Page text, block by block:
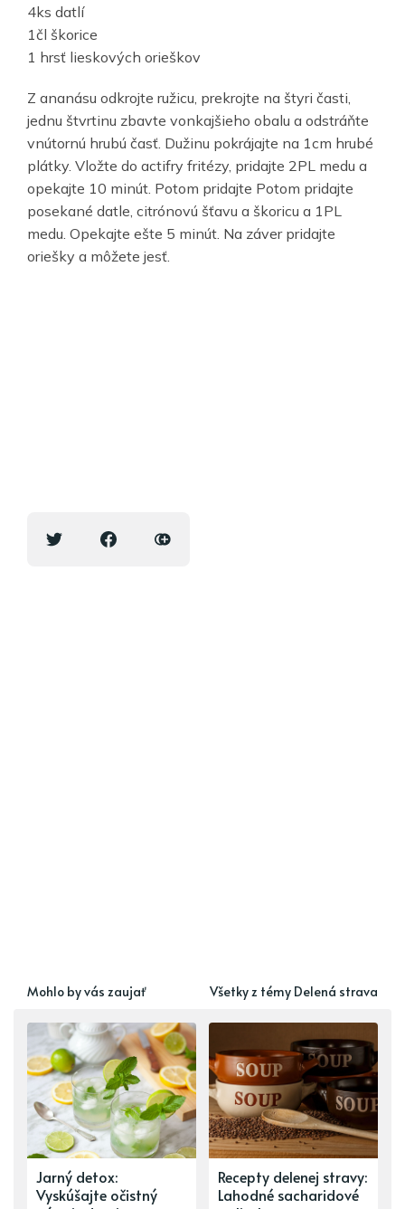
4ks datlí
1čl škorice
1 hrsť lieskových orieškov
Z ananásu odkrojte ružicu, prekrojte na štyri časti,
jednu štvrtinu zbavte vonkajšieho obalu a odstráňte
vnútornú hrubú časť. Dužinu pokrájajte na 1cm hrubé
plátky. Vložte do actifry fritézy, pridajte 2PL medu a
opekajte 10 minút. Potom pridajte Potom pridajte
posekané datle, citrónovú šťavu a škoricu a 1PL
medu. Opekajte ešte 5 minút. Na záver pridajte
oriešky a môžete jesť.
Mohlo by vás zaujať Všetky z témy Delená strava
Jarný detox:
Vyskúšajte očistný
Recepty delenej stravy:
Lahodné sacharidové